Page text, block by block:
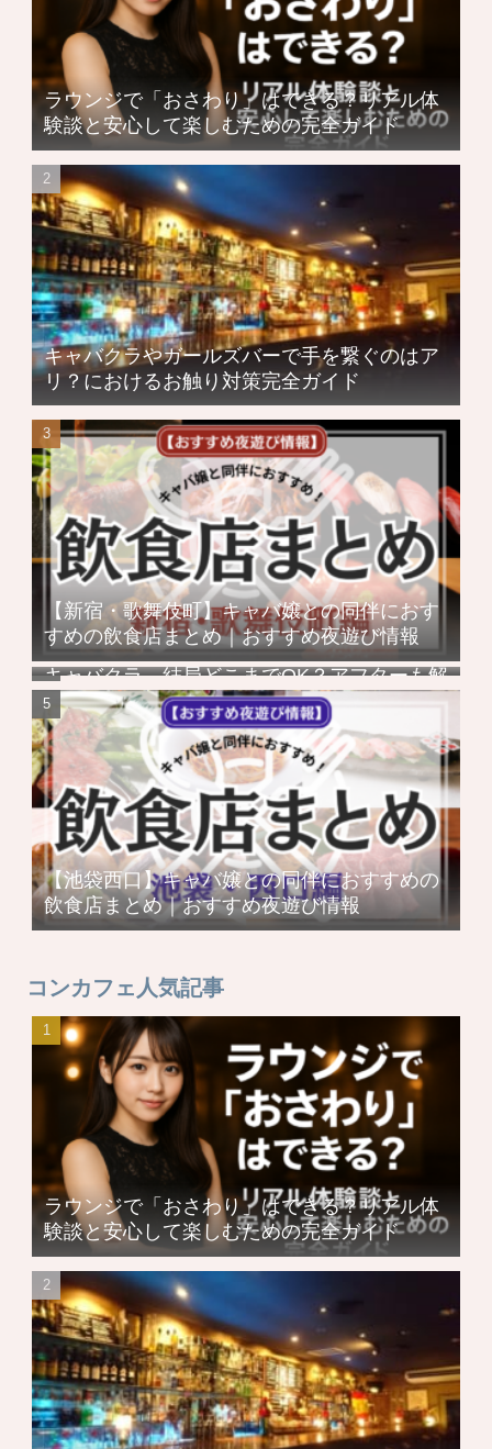
ラウンジで「おさわり」はできる？リアル体
験談と安心して楽しむための完全ガイド
キャバクラやガールズバーで手を繋ぐのはア
リ？におけるお触り対策完全ガイド
【新宿・歌舞伎町】キャバ嬢との同伴におす
すめの飲食店まとめ｜おすすめ夜遊び情報
キャバクラ、結局どこまでOK？アフターも解
説！
【池袋西口】キャバ嬢との同伴におすすめの
飲食店まとめ｜おすすめ夜遊び情報
コンカフェ人気記事
ラウンジで「おさわり」はできる？リアル体
験談と安心して楽しむための完全ガイド